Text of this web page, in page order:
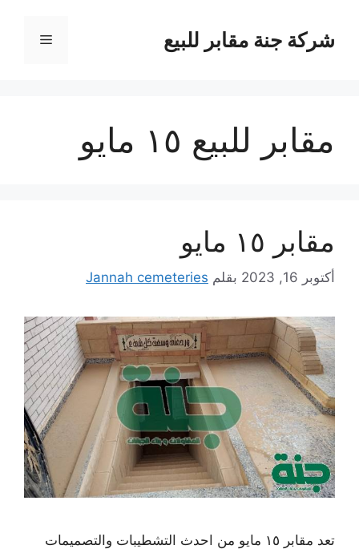
المحتوىشركة جنة مقابر للبيع القائمة
مقابر للبيع ١٥ مايو
مقابر ١٥ مايو
أكتوبر 16, 2023 بقلم Jannah cemeteries
تعد مقابر ١٥ مايو من احدث التشطيبات والتصميمات